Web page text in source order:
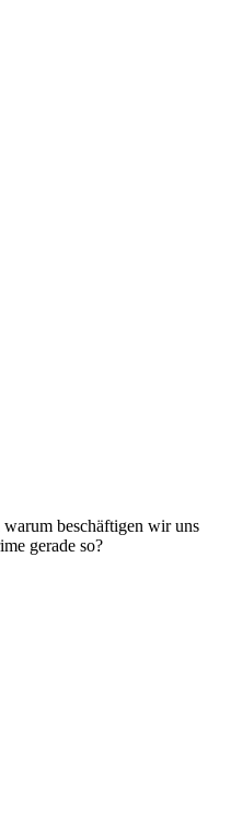
beschäftigen wir uns
gerade so?